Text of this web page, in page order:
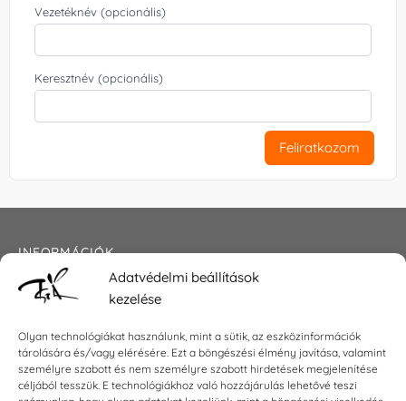
Adatvédelmi beállítások
kezelése
Olyan technológiákat használunk, mint a sütik, az eszközinformációk
tárolására és/vagy elérésére. Ezt a böngészési élmény javítása, valamint
személyre szabott és nem személyre szabott hirdetések megjelenítése
céljából tesszük. E technológiákhoz való hozzájárulás lehetővé teszi
Vezetéknév (opcionális)
Keresztnév (opcionális)
Feliratkozom
INFORMÁCIÓK
Általános szerződési feltételek
Impresszum